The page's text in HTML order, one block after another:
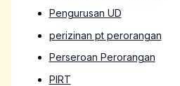
Pengurusan UD
perizinan pt perorangan
Perseroan Perorangan
PIRT